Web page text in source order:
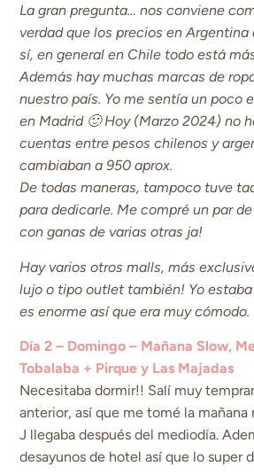
La gran pregunta… nos conviene
verdad que los precios en
sí, en general en Chile todo está
Además hay muchas marcas de
nuestro país. Yo me sentía un poco
en Madrid 🙂 Hoy (Marzo 2024) no
cuentas entre pesos chilenos y
cambiaban a 950 aprox.
De todas maneras, tampoco tuve
para dedicarle. Me compré un par
con ganas de varias otras ja!
Hay varios otros malls, más
lujo o tipo outlet también! Yo
es enorme así que era muy cómodo.
Día 2 – Domingo – Mañana Slow,
Tobalaba + Pirque y Las Majadas
Necesitaba dormir!! Salí muy
anterior, así que me tomé la
J llegaba después del mediodía.
desayunos de hotel así que lo super